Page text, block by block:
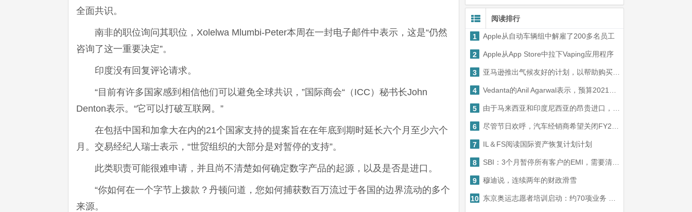
全面共识。
南非的职位询问其职位，Xolelwa Mlumbi-Peter本周在一封电子邮件中表示，这是“仍然
咨询了这一重要决定”。
印度没有回复评论请求。
“目前有许多国家感到相信他们可以避免全球共识，”国际商会“（ICC）秘书长John
Denton表示。“它可以打破互联网。”
在包括中国和加拿大在内的21个国家支持的提案旨在在年底到期时延长六个月至少六个
月。交易经纪人瑞士表示，“世贸组织的大部分是对暂停的支持”。
此类职责可能很难申请，并且尚不清楚如何确定数字产品的起源，以及是否是进口。
“你如何在一个字节上拨款？丹顿问道，您如何捕获数百万流过于各国的边界流动的多个
来源。
阅读排行
1 Apple从自动车辆组中解雇了200多名员工
2 Apple从App Store中拉下Vaping应用程序
3 亚马逊推出气候友好的计划，以帮助购买可持续产品
4 Vedanta的Anil Agarwal表示，预算2021应该专注于鼓励进入印度的投资
5 由于马来西亚和印度尼西亚的昂贵进口，食用油获得了昂贵的
6 尽管节日欢呼，汽车经销商希望关闭FY20，并在细分市场的两位数下降
7 IL＆FS阅读国际资产恢复计划计划
8 SBI：3个月暂停所有客户的EMI，需要清晰的RBI信用卡付款
9 穆迪说，连续两年的财政滑雪
10 东京奥运志愿者培训启动：约70项业务 持续至7月